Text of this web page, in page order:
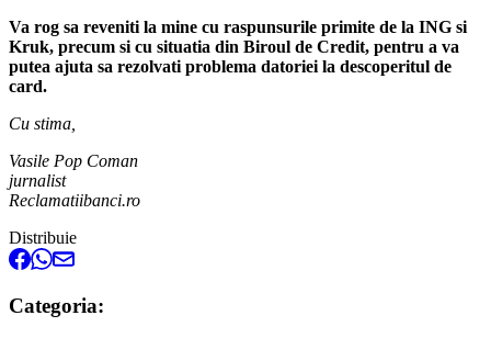
Va rog sa reveniti la mine cu raspunsurile primite de la ING si
Kruk, precum si cu situatia din Biroul de Credit, pentru a va
putea ajuta sa rezolvati problema datoriei la descoperitul de
card.
Cu stima,
Vasile Pop Coman
jurnalist
Reclamatiibanci.ro
Distribuie
Categoria: